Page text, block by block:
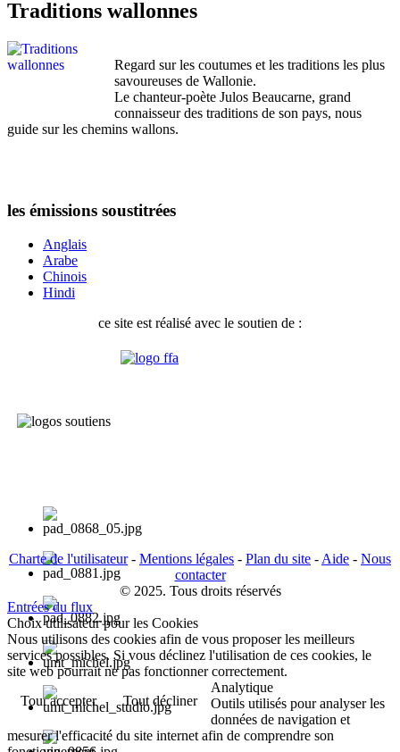
Traditions wallonnes
Regard sur les coutumes et les traditions les plus
savoureuses de Wallonie.
Le chanteur-poète Julos Beaucarne, grand
connaisseur des traditions de son pays, nous
guide sur les chemins wallons.
les émissions soustitrées
Anglais
Arabe
Chinois
Hindi
ce site est réalisé avec le soutien de :
Charte de l'utilisateur- Mentions légales - Plan du site - Aide - Nous
contacter
© 2025. Tous droits réservés
Entrées du flux
Choix utilisateur pour les Cookies
Nous utilisons des cookies afin de vous proposer les meilleurs
services possibles. Si vous déclinez l'utilisation de ces cookies, le
site web pourrait ne pas fonctionner correctement.
Tout accepter
Tout décliner
Analytique
Outils utilisés pour analyser les
données de navigation et
mesurer l'efficacité du site internet afin de comprendre son